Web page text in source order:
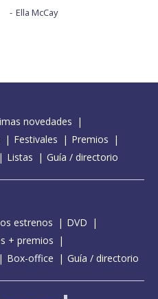
Ella McCay
novedades
Festivales
Premios
Listas Guía / directorio
estrenos
DVD
+ premios
Box-office Guía / directorio